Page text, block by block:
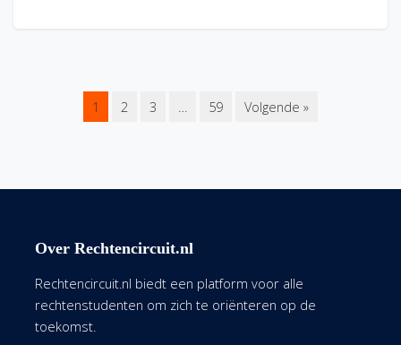
1 2 3 … 59 Volgende »
Over Rechtencircuit.nl
Rechtencircuit.nl biedt een platform voor alle
rechtenstudenten om zich te oriënteren op de
toekomst.